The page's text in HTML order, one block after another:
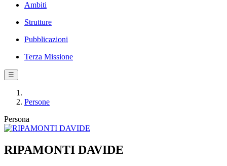
Ambiti
Strutture
Pubblicazioni
Terza Missione
☰
Persone
Persona
RIPAMONTI DAVIDE